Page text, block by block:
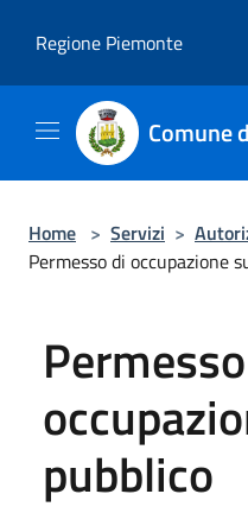
Regione Piemonte
Comune
Home > Servizi >
Permesso di occupazione
pubblico